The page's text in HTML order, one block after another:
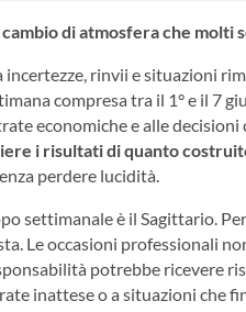
di atmosfera che molti
rinvii e situazioni
compresa tra il 1° e il 7
economiche e alle
i risultati di quanto
perdere lucidità.
settimanale è il Sagittario.
Le occasioni professionali
potrebbe ricevere
inattese o a situazioni che